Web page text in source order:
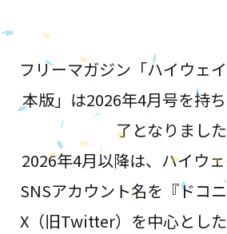
フリーマガジン「ハイウェ
本版」は2026年4月号を持
了となりました
2026年4月以降は、ハイウ
SNSアカウント名を『ドコ
X（旧Twitter）を中心とし